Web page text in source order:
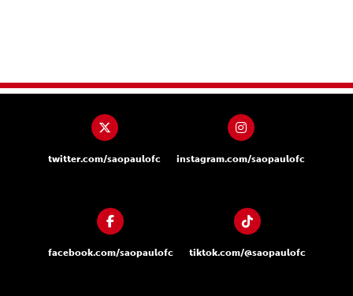
twitter.com/saopaulofc instagram.com/saopaulofc
facebook.com/saopaulofc tiktok.com/@saopaulofc